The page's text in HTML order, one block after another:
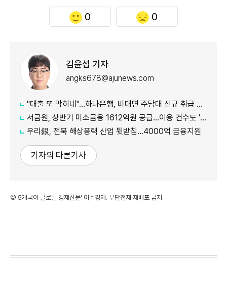
0 0
김윤섭 기자
angks678@ajunews.com
"대출 또 막히네"…하나은행, 비대면 주담대 신규 취급 중단
서금원, 상반기 미소금융 1612억원 공급…이용 건수도 '역대 최대'
우리銀, 전북 해상풍력 산업 뒷받침…4000억 금융지원
기자의 다른기사
©'5개국어 글로벌 경제신문' 아주경제. 무단전재·재배포 금지